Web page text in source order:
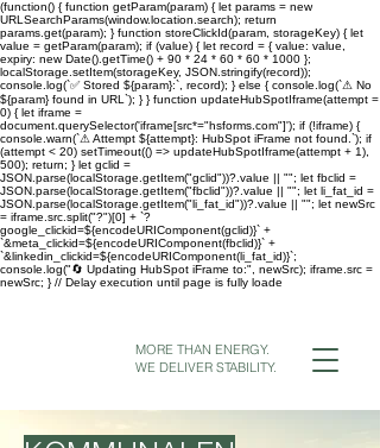
(function() { function getParam(param) { let params = new
URLSearchParams(window.location.search); return
params.get(param); } function storeClickId(param, storageKey) { let
value = getParam(param); if (value) { let record = { value: value,
expiry: new Date().getTime() + 90 * 24 * 60 * 60 * 1000 };
localStorage.setItem(storageKey, JSON.stringify(record));
console.log(`✅ Stored ${param}:`, record); } else { console.log(`⚠ No
${param} found in URL`); } } function updateHubSpotIframe(attempt =
0) { let iframe =
document.querySelector('iframe[src*="hsforms.com"]'); if (!iframe) {
console.warn(`⚠ Attempt ${attempt}: HubSpot iFrame not found.`); if
(attempt < 20) setTimeout(() => updateHubSpotIframe(attempt + 1),
500); return; } let gclid =
JSON.parse(localStorage.getItem("gclid"))?.value || ""; let fbclid =
JSON.parse(localStorage.getItem("fbclid"))?.value || ""; let li_fat_id =
JSON.parse(localStorage.getItem("li_fat_id"))?.value || ""; let newSrc
= iframe.src.split("?")[0] + `?
google_clickid=${encodeURIComponent(gclid)}` +
`&meta_clickid=${encodeURIComponent(fbclid)}` +
`&linkedin_clickid=${encodeURIComponent(li_fat_id)}`;
console.log("🔄 Updating HubSpot iFrame to:", newSrc); iframe.src =
newSrc; } // Delay execution until page is fully loade
MORE THAN ENERGY.
WE DELIVER STABILITY.